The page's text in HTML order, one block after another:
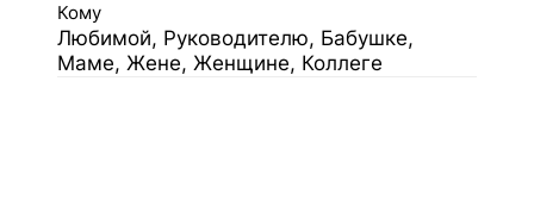
Кому
Любимой, Руководителю, Бабушке,
Маме, Жене, Женщине, Коллеге